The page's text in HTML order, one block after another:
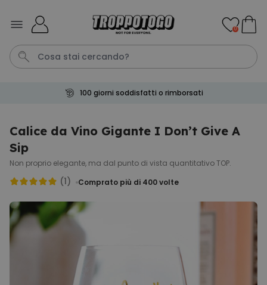
Boccale da Birra
Personalizzato con Logo e
Faccia
volte
19,99 €
Personalizzabile
Faccia
39,99 €
0
100 giorni soddisfatti o rimborsati
Calice da Vino Gigante I Don’t Give A
Sip
Non proprio elegante, ma dal punto di vista quantitativo TOP.
(1) Comprato più di 400volte